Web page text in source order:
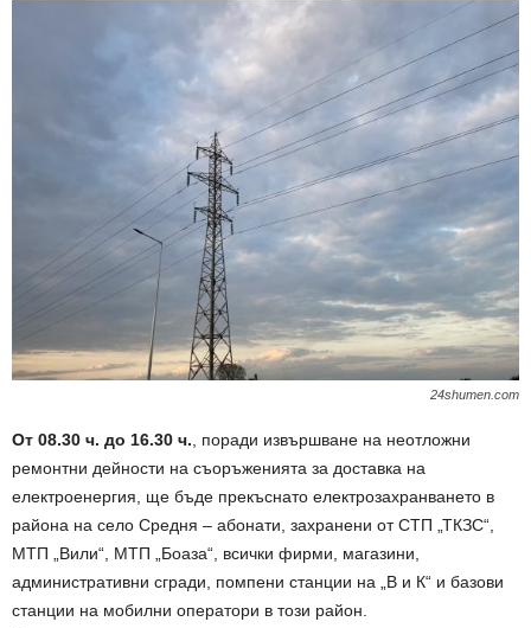
24shumen.com
От 08.30 ч. до 16.30 ч. , поради извършване на неотложни
ремонтни дейности на съоръженията за доставка на
електроенергия, ще бъде прекъснато електрозахранването в
района на село Средня – абонати, захранени от СТП „ТКЗС“,
МТП „Вили“, МТП „Боаза“, всички фирми, магазини,
административни сгради, помпени станции на „В и К“ и базови
станции на мобилни оператори в този район.